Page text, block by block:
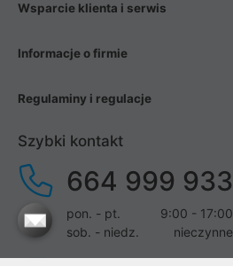
Wsparcie klienta i serwis
Informacje o firmie
Regulaminy i regulacje
Szybki kontakt
664 999 933
pon. - pt.
9:00 - 17:00
sob. - niedz.
nieczynne